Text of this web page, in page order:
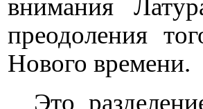
внимания
преодоления
Нового времени.
Это